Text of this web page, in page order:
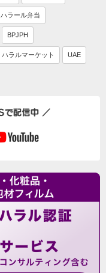
ハラール弁当
BPJPH
ハラルマーケット UAE